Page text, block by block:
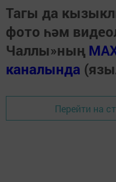
Тагы да
фото һәм
Чаллы»ның
каналында
Перейти на